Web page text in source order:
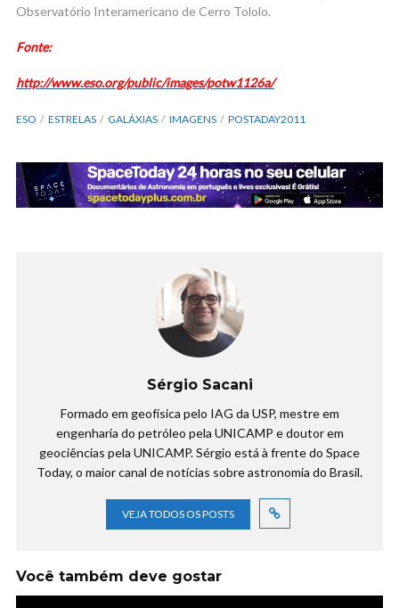
Observatório Interamericano de Cerro Tololo.
Fonte:
http://www.eso.org/public/images/potw1126a/
ESO ESTRELAS GALÁXIAS IMAGENS POSTADAY2011
Sérgio Sacani
Formado em geofísica pelo IAG da USP, mestre em
engenharia do petróleo pela UNICAMP e doutor em
geociências pela UNICAMP. Sérgio está à frente do Space
Today, o maior canal de notícias sobre astronomia do Brasil.
VEJA TODOS OS POSTS
Você também deve gostar